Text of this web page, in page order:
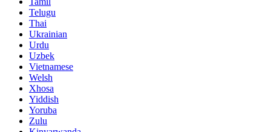
Telugu
Thai
Ukrainian
Urdu
Uzbek
Vietnamese
Welsh
Xhosa
Yiddish
Yoruba
Zulu